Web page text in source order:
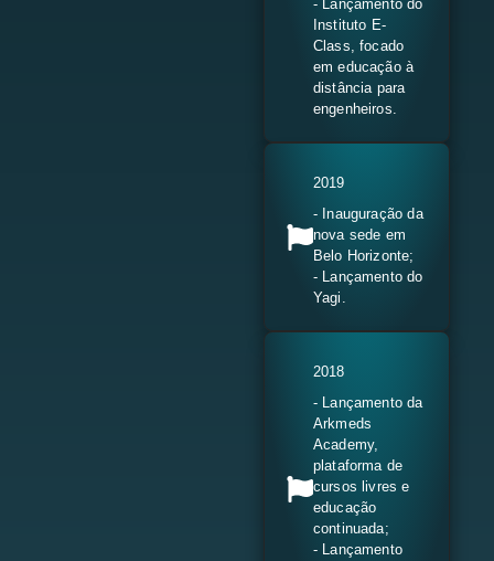
- Lançamento do
Instituto E-
Class, focado
em educação à
distância para
engenheiros.
2019
- Inauguração da
nova sede em
Belo Horizonte;
- Lançamento do
Yagi.
2018
- Lançamento da
Arkmeds
Academy,
plataforma de
cursos livres e
educação
continuada;
- Lançamento